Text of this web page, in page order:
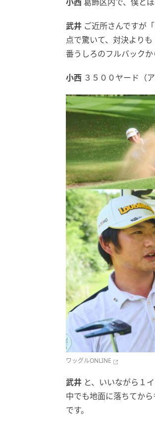
武井 ご近所さんですが
点で驚いて、対決より
番うしろのフルバック
小西 ３５００ヤード（
ワッグルONLINE
武井 と、いいながら１
中でも地面に落ちてか
です。